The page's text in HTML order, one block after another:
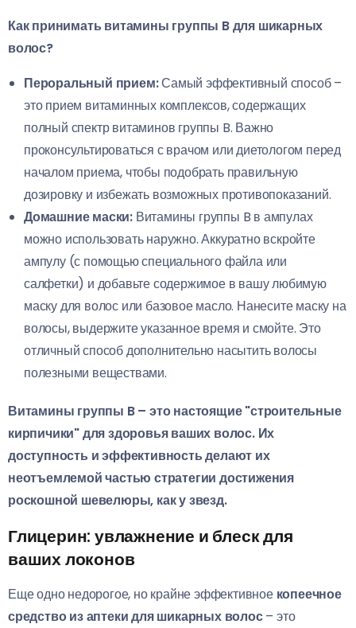
Как принимать витамины группы B для шикарных
волос?
Пероральный прием:Самый эффективный способ –
это прием витаминных комплексов, содержащих
полный спектр витаминов группы B. Важно
проконсультироваться с врачом или диетологом перед
началом приема, чтобы подобрать правильную
дозировку и избежать возможных противопоказаний.
Домашние маски: Витамины группы B в ампулах
можно использовать наружно. Аккуратно вскройте
ампулу (с помощью специального файла или
салфетки) и добавьте содержимое в вашу любимую
маску для волос или базовое масло. Нанесите маску на
волосы, выдержите указанное время и смойте. Это
отличный способ дополнительно насытить волосы
полезными веществами.
Витамины группы B – это настоящие "строительные
кирпичики" для здоровья ваших волос. Их
доступность и эффективность делают их
неотъемлемой частью стратегии достижения
роскошной шевелюры, как у звезд.
Глицерин: увлажнение и блеск для
ваших локонов
Еще одно недорогое, но крайне эффективное копеечное
средство из аптеки для шикарных волос– это